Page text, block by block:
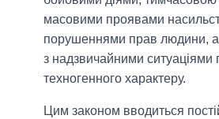
масовими проявами
порушеннями прав людини, а
з надзвичайними ситуаціями
техногенного характеру.
Цим законом вводиться